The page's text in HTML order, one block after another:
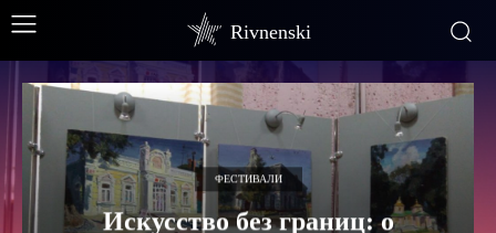
Rivnenski
ФЕСТИВАЛИ
Искусство без границ: о